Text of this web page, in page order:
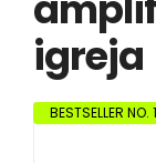
igreja
BESTSELLER NO. 1